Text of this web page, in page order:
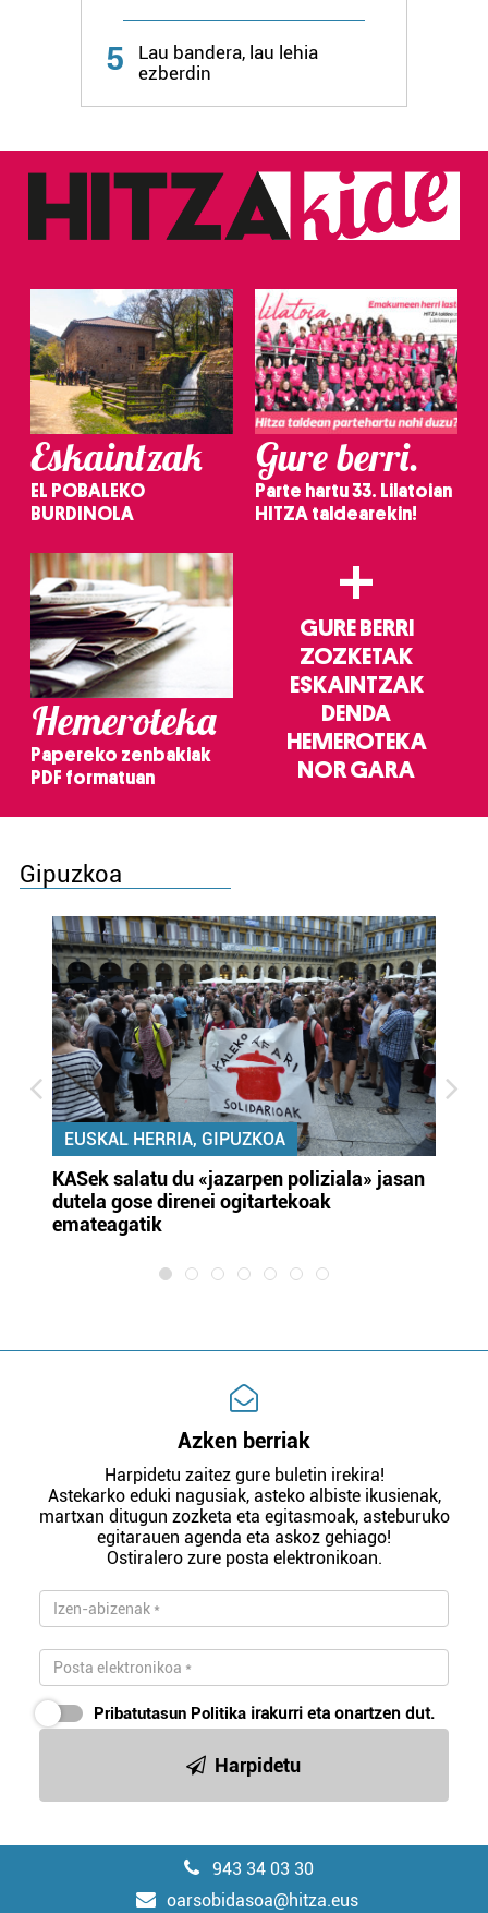
5
Lau bandera, lau lehia
ezberdin
Eskaintzak
EL POBALEKO
BURDINOLA
Gure berri.
Parte hartu 33. Lilatoian
HITZA taldearekin!
Hemeroteka
Papereko zenbakiak
PDF formatuan
+
GURE BERRI
ZOZKETAK
ESKAINTZAK
DENDA
HEMEROTEKA
NOR GARA
Gipuzkoa
EUSKAL HERRIA, GIPUZKOA
KASek salatu du «jazarpen poliziala» jasan
dutela gose direnei ogitartekoak
emateagatik
Azken berriak
Harpidetu zaitez gure buletin irekira!
Astekarko eduki nagusiak, asteko albiste ikusienak,
martxan ditugun zozketa eta egitasmoak, asteburuko
egitarauen agenda eta askoz gehiago!
Ostiralero zure posta elektronikoan.
Pribatutasun Politika irakurri eta onartzen dut.
Harpidetu
943 34 03 30
oarsobidasoa@hitza.eus